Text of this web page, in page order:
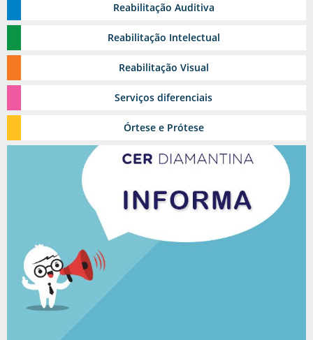
Estomia
Reabilitação Auditiva
Reabilitação Intelectual
Reabilitação Visual
Serviços diferenciais
Reabilitação Urológica
Ambulatório de feridas
Pediasuit
Odontologia
Cinoterapia
Triagem Auditiva Neonatal - TAN
Órtese e Prótese